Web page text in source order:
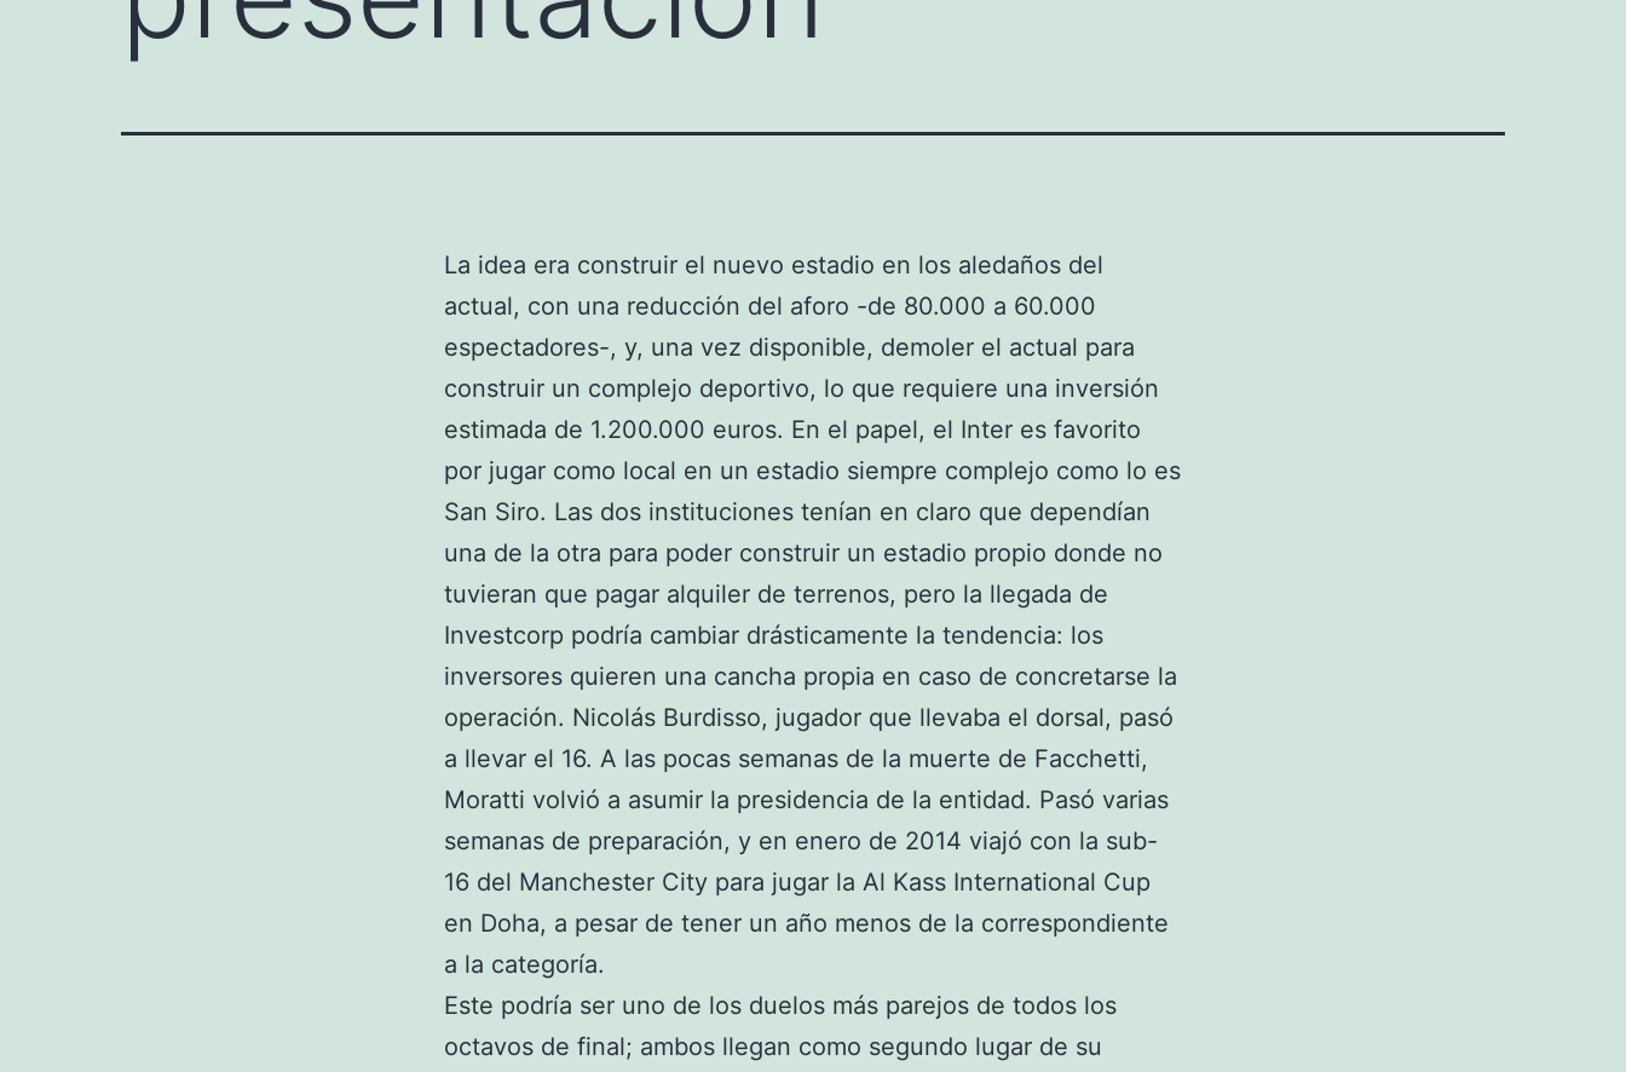
La idea era construir el nuevo estadio en los aledaños del
actual, con una reducción del aforo -de 80.000 a 60.000
espectadores-, y, una vez disponible, demoler el actual para
construir un complejo deportivo, lo que requiere una inversión
estimada de 1.200.000 euros. En el papel, el Inter es favorito
por jugar como local en un estadio siempre complejo como lo es
San Siro. Las dos instituciones tenían en claro que dependían
una de la otra para poder construir un estadio propio donde no
tuvieran que pagar alquiler de terrenos, pero la llegada de
Investcorp podría cambiar drásticamente la tendencia: los
inversores quieren una cancha propia en caso de concretarse la
operación. Nicolás Burdisso, jugador que llevaba el dorsal, pasó
a llevar el 16. A las pocas semanas de la muerte de Facchetti,
Moratti volvió a asumir la presidencia de la entidad. Pasó varias
semanas de preparación, y en enero de 2014 viajó con la sub-
16 del Manchester City para jugar la Al Kass International Cup
en Doha, a pesar de tener un año menos de la correspondiente
a la categoría.
Este podría ser uno de los duelos más parejos de todos los
octavos de final; ambos llegan como segundo lugar de su